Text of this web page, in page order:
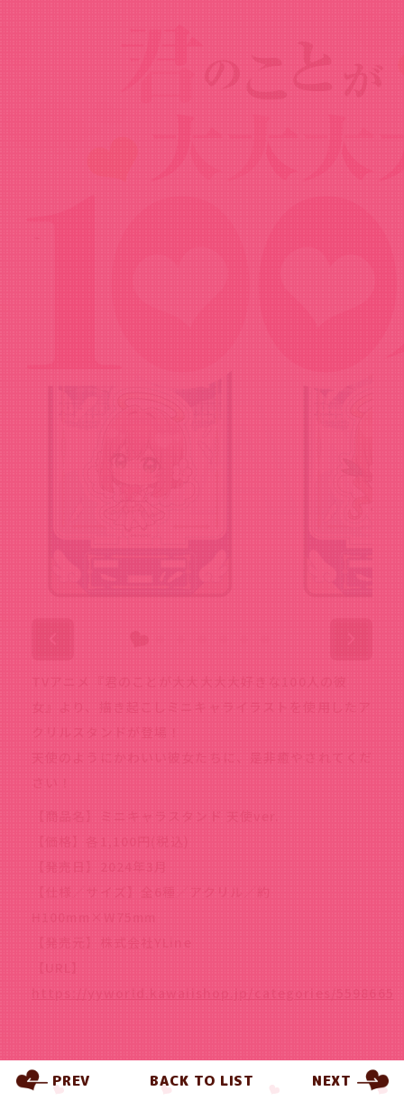
Goods
ミニキャラスタンド 天使ver.
TVアニメ『君のことが大大大大大好きな100人の彼
女』より、描き起こしミニキャライラストを使用したア
クリルスタンドが登場！
天使のようにかわいい彼女たちに、是非癒やされてくだ
さい！
【商品名】ミニキャラスタンド 天使ver.
【価格】各1,100円(税込)
【発売日】2024年3月
【仕様／サイズ】全6種／アクリル／約
H100mm×W75mm
【発売元】株式会社YLine
【URL】
https://yyworld.kawaiishop.jp/categories/5598665
PREV BACK TO LIST NEXT